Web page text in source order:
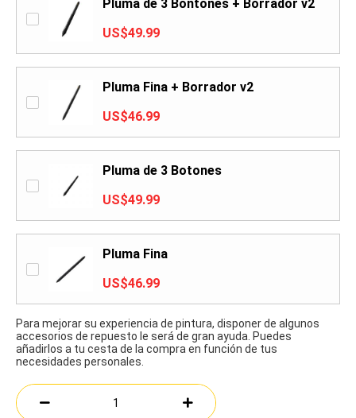
Pluma de 3 Bontones + Borrador v2
US$49.99
Pluma Fina + Borrador v2
US$46.99
Pluma de 3 Botones
US$49.99
Pluma Fina
US$46.99
Para mejorar su experiencia de pintura, disponer de algunos
accesorios de repuesto le será de gran ayuda. Puedes
añadirlos a tu cesta de la compra en función de tus
necesidades personales.